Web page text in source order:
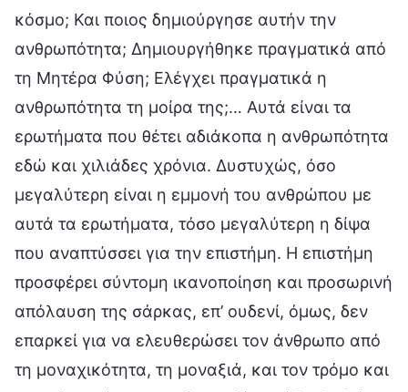
κόσμο; Και ποιος δημιούργησε αυτήν την
ανθρωπότητα; Δημιουργήθηκε πραγματικά από
τη Μητέρα Φύση; Ελέγχει πραγματικά η
ανθρωπότητα τη μοίρα της;… Αυτά είναι τα
ερωτήματα που θέτει αδιάκοπα η ανθρωπότητα
εδώ και χιλιάδες χρόνια. Δυστυχώς, όσο
μεγαλύτερη είναι η εμμονή του ανθρώπου με
αυτά τα ερωτήματα, τόσο μεγαλύτερη η δίψα
που αναπτύσσει για την επιστήμη. Η επιστήμη
προσφέρει σύντομη ικανοποίηση και προσωρινή
απόλαυση της σάρκας, επ’ ουδενί, όμως, δεν
επαρκεί για να ελευθερώσει τον άνθρωπο από
τη μοναχικότητα, τη μοναξιά, και τον τρόμο και